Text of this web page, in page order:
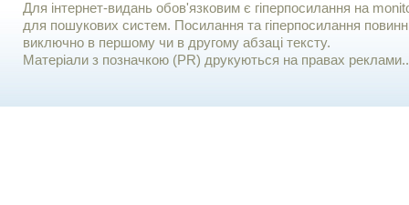
Для iнтернет-видань обов'язковим є гiперпосилання на
для пошукових систем. Посилання та гіперпосилання
виключно в першому чи в другому абзаці тексту.
Матеріали з позначкою (PR) друкуються на правах реклами..